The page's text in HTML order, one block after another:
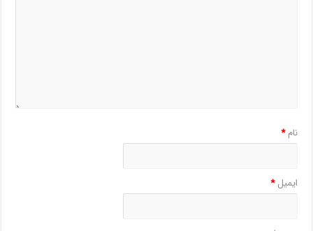
نام*
ایمیل*